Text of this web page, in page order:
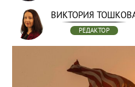
ВИКТОРИЯ
РЕДАКТОР